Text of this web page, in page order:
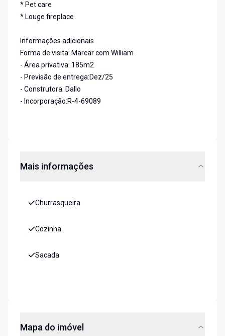
* Pet care
* Louge fireplace
Informações adicionais
Forma de visita: Marcar com William
- Área privativa: 185m2
- Previsão de entrega:Dez/25
- Construtora: Dallo
- Incorporação:R-4-69089
Mais informações
Churrasqueira
Cozinha
Sacada
Mapa do imóvel